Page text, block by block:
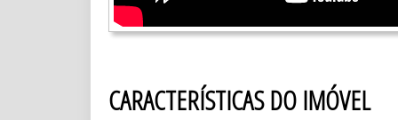
CARACTERÍSTICAS DO IMÓVEL